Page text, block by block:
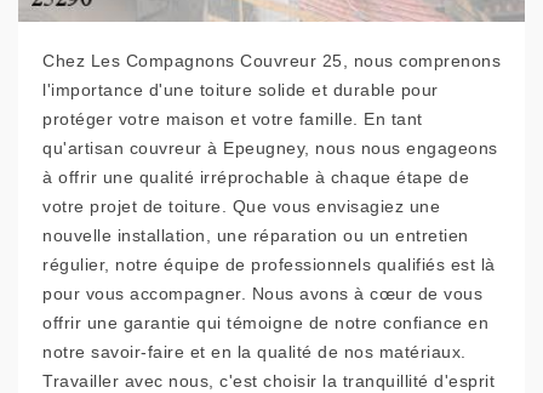
Chez Les Compagnons Couvreur 25, nous comprenons
l'importance d'une toiture solide et durable pour
protéger votre maison et votre famille. En tant
qu'artisan couvreur à Epeugney, nous nous engageons
à offrir une qualité irréprochable à chaque étape de
votre projet de toiture. Que vous envisagiez une
nouvelle installation, une réparation ou un entretien
régulier, notre équipe de professionnels qualifiés est là
pour vous accompagner. Nous avons à cœur de vous
offrir une garantie qui témoigne de notre confiance en
notre savoir-faire et en la qualité de nos matériaux.
Travailler avec nous, c'est choisir la tranquillité d'esprit